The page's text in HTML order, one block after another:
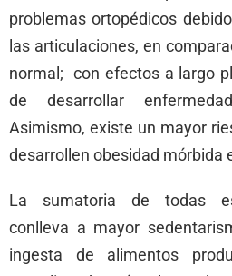
problemas ortopédicos
las articulaciones, en
normal; con efectos a largo
de desarrollar
Asimismo, existe un mayor
desarrollen obesidad mórbida
La sumatoria de todas
conlleva a mayor
ingesta de alimentos